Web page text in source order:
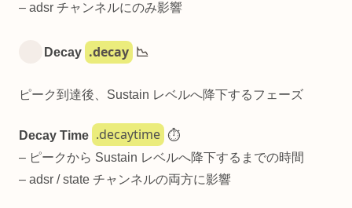
– adsr チャンネルにのみ影響
Decay .decay 📉
ピーク到達後、Sustain レベルへ降下するフェーズ
Decay Time .decaytime
⏱️
– ピークから Sustain レベルへ降下するまでの時間
– adsr / state チャンネルの両方に影響